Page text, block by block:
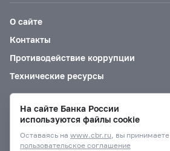
О сайте
Контакты
Противодействие коррупции
Технические ресурсы
Версия для слабовидящих
На сайте Банка России
используются файлы cookie
Оставаясь на www.cbr.ru, вы принимаете
пользовательское соглашение